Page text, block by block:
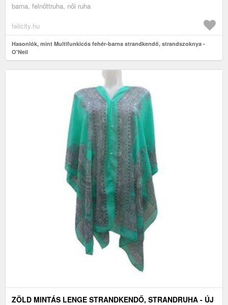
barna, felnőttruha, női ruha
felicity.hu
Hasonlók, mint Multifunkicós fehér-barna strandkendő, strandszoknya -
O'Neil
ZÖLD MINTÁS LENGE STRANDKENDŐ, STRANDRUHA - ÚJ